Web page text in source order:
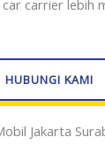
carrier lebih
HUBUNGI KAMI